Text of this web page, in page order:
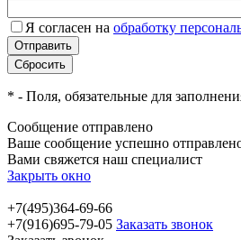
Я согласен на обработку
* - Поля, обязательные для
Сообщение отправлено
Ваше сообщение успешно
Вами свяжется наш специалист
Закрыть окно
+7(495)364-69-66
+7(916)695-79-05 Заказать звонок